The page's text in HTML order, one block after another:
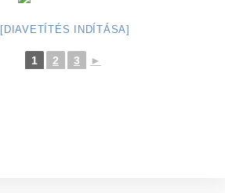
[DIAVETÍTÉS INDÍTÁSA]
1 2 3 ►